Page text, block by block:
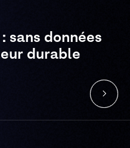
sans données
durable